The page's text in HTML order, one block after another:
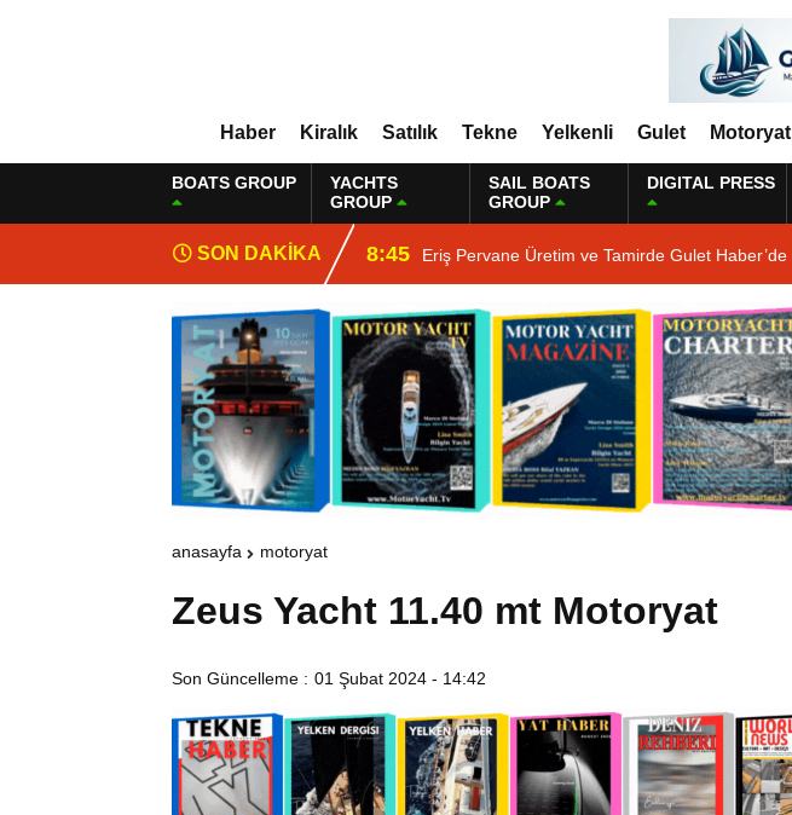
Haber Kiralık Satılık Tekne Yelkenli Gulet Motoryat
BOATS GROUP
YACHTS
GROUP
SAIL BOATS
GROUP
DIGITAL PRESS
SON DAKİKA 8:45 Eriş Pervane Üretim ve Tamirde Gulet Haber’de
anasayfa motoryat
Zeus Yacht 11.40 mt Motoryat
Son Güncelleme : 01 Şubat 2024 - 14:42